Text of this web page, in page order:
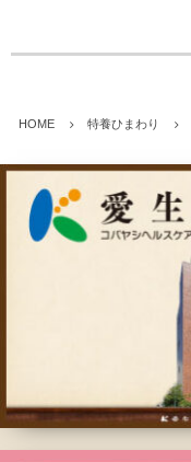
HOME 特養ひまわり